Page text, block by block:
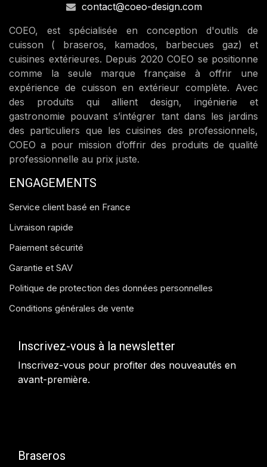
contact@coeo-design.com
COEO, est spécialisée en conception d'outils de
cuisson ( braseros, kamados, barbecues gaz) et
cuisines extérieures. Depuis 2020 COEO se positionne
comme la seule marque française à offrir une
expérience de cuisson en extérieur complète. Avec
des produits qui allient design, ingénierie et
gastronomie pouvant s’intégrer tant dans les jardins
des particuliers que les cuisines des professionnels,
COEO a pour mission d’offrir des produits de qualité
professionnelle au prix juste.
ENGAGEMENTS
Service client basé en France
Livraison rapide
Paiement sécurité
Garantie et SAV
Politique de protection des données personnelles
Conditions générales de vente
Inscrivez-vous à la newsletter
Inscrivez-vous pour profiter des nouveautés en
avant-première.
Braseros